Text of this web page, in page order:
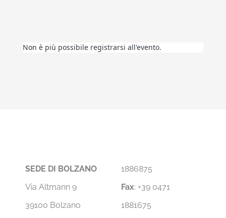
SEDE DI BOLZANO
Via Altmann 9
39100 Bolzano
1886875
Fax: +39 0471
1881675